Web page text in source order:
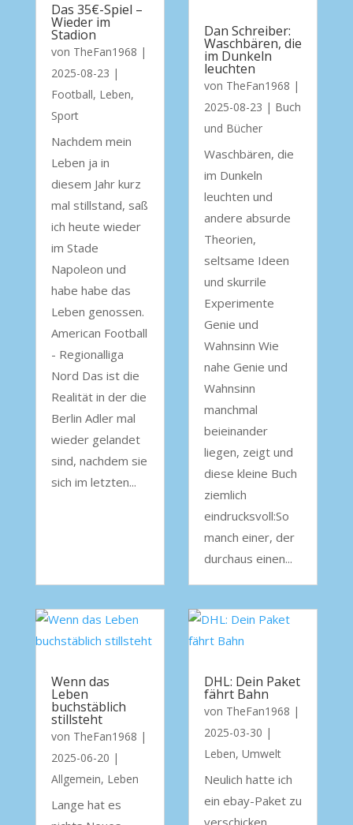
Das 35€-Spiel –
Wieder im
Stadion
von TheFan1968 |
2025-08-23 |
Football, Leben,
Sport
Nachdem mein
Leben ja in
diesem Jahr kurz
mal stillstand, saß
ich heute wieder
im Stade
Napoleon und
habe habe das
Leben genossen.
American Football
- Regionalliga
Nord Das ist die
Realität in der die
Berlin Adler mal
wieder gelandet
sind, nachdem sie
sich im letzten...
Dan Schreiber:
Waschbären, die
im Dunkeln
leuchten
von TheFan1968 |
2025-08-23 | Buch
und Bücher
Waschbären, die
im Dunkeln
leuchten und
andere absurde
Theorien,
seltsame Ideen
und skurrile
Experimente
Genie und
Wahnsinn Wie
nahe Genie und
Wahnsinn
manchmal
beieinander
liegen, zeigt und
diese kleine Buch
ziemlich
eindrucksvoll:So
manch einer, der
durchaus einen...
Wenn das
Leben
buchstäblich
stillsteht
von TheFan1968 |
2025-06-20 |
Allgemein, Leben
Lange hat es
DHL: Dein Paket
fährt Bahn
von TheFan1968 |
2025-03-30 |
Leben, Umwelt
Neulich hatte ich
ein ebay-Paket zu
verschicken.